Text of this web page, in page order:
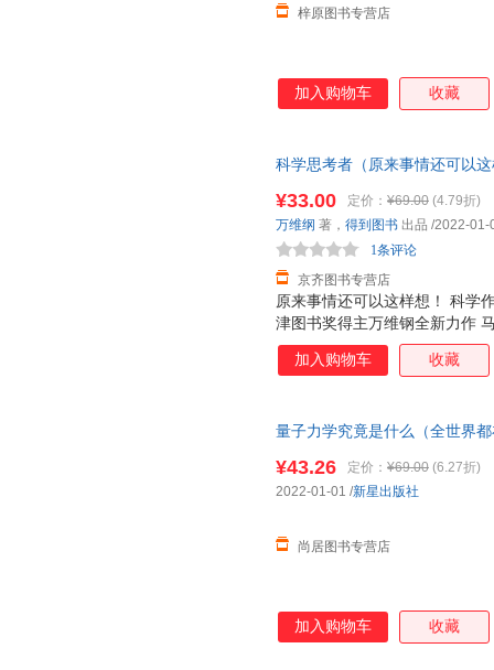
梓原图书专营店
加入购物车 收藏
科学思考者（原来事情还可以
原来事情还可以这样想！ 科学
津图书奖得主万维钢全新力作
这部书稿之前，我从不知道，
多岁的阿姨相信靳东在和自己
会平白无故地发生在你身上。
物都一定是从别处移动过来，
别处就得少一个；你用了，
¥33.00 定价： ¥69.00 (4.79折)
京齐图书专营店
1条评论
万维纲 著， 得到图书 出品 /2022-01-
加入购物车 收藏
量子力学究竟是什么（全世界
¥43.26 定价： ¥69.00 (6.27折)
尚居图书专营店
2022-01-01 /新星出版社
加入购物车 收藏